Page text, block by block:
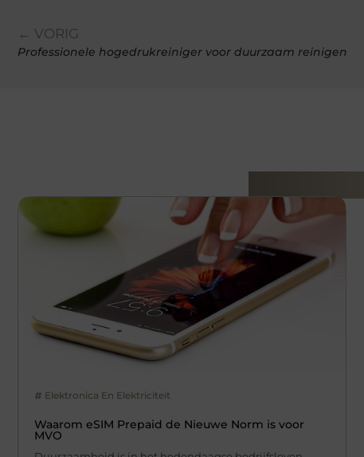
← VORIG
Professionele hogedrukreiniger voor duurzaam reinigen
Elektronica En Elektriciteit
Waarom eSIM Prepaid de Nieuwe Norm is voor
MVO